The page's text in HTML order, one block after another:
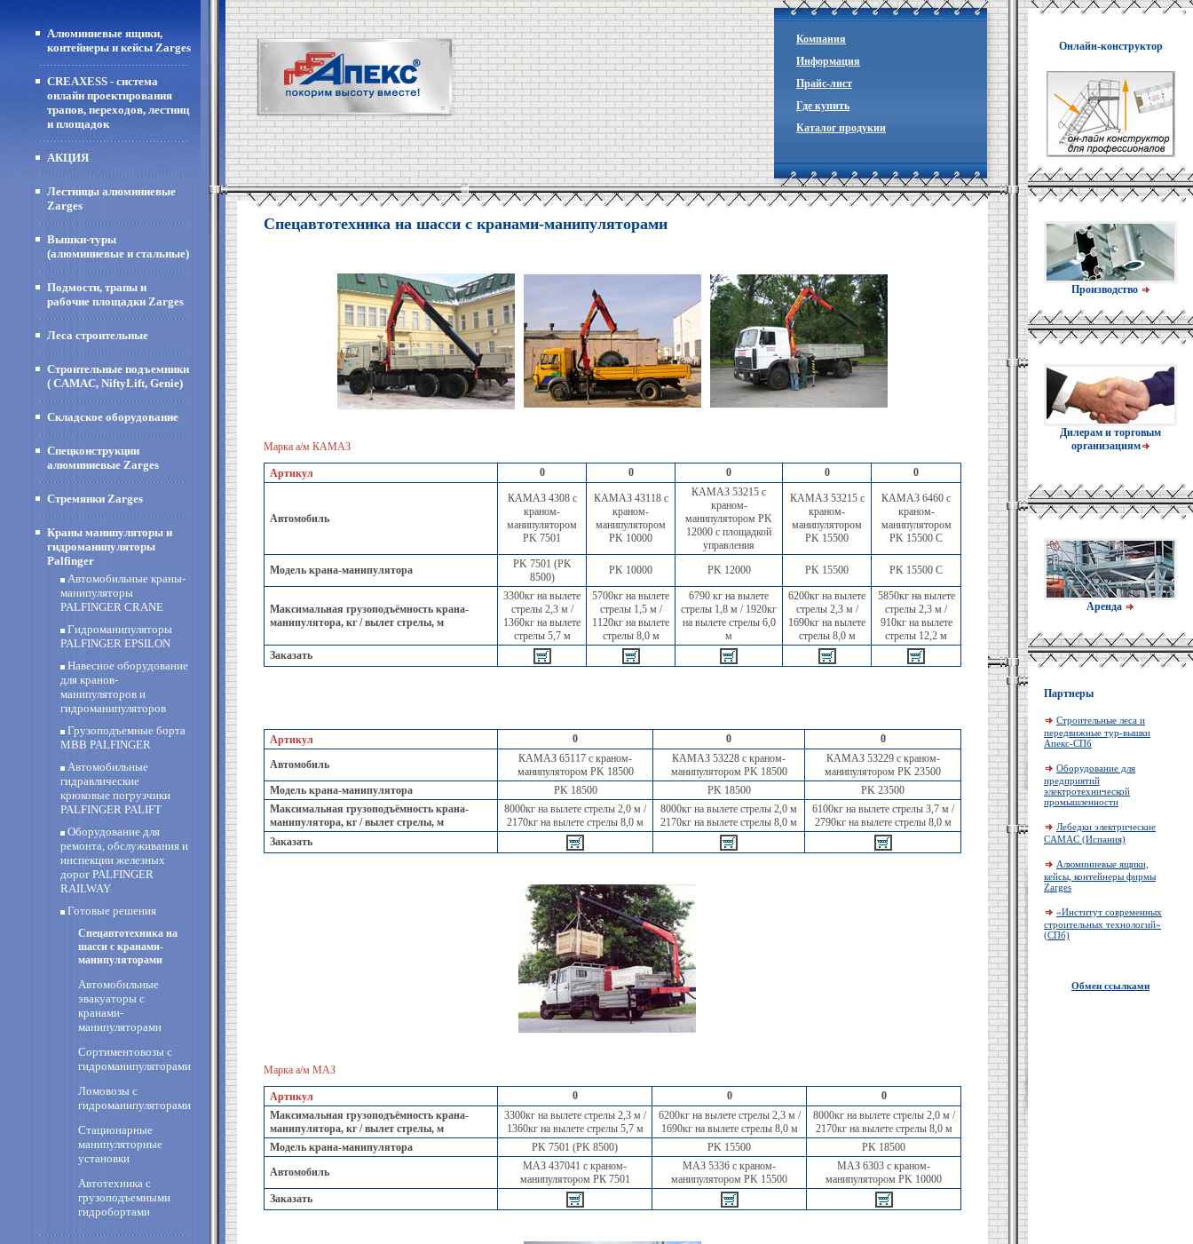
Алюминиевые ящики,
контейнеры и кейсы Zarges
CREAXESS - система
онлайн проектирования
трапов, переходов, лестниц
и площадок
АКЦИЯ
Лестницы алюминиевые
Zarges
Вышки-туры
(алюминиевые и стальные)
Подмости, трапы и
рабочие площадки Zarges
Леса строительные
Строительные подъемники
( CAMAC, NiftyLift, Genie)
Складское оборудование
Спецконструкции
алюминиевые Zarges
Стремянки Zarges
Краны манипуляторы и
гидроманипуляторы
Palfinger
Автомобильные краны-
манипуляторы
PALFINGER CRANE
Гидроманипуляторы
PALFINGER EPSILON
Навесное оборудование
для кранов-
манипуляторов и
гидроманипуляторов
Грузоподъемные борта
MBB PALFINGER
Автомобильные
гидравлические
крюковые погрузчики
PALFINGER PALIFT
Оборудование для
ремонта, обслуживания и
инспекции железных
дорог PALFINGER
RAILWAY
Готовые решения
Спецавтотехника на
шасси с кранами-
манипуляторами
Автомобильные
эвакуаторы с
кранами-
манипуляторами
Сортиментовозы с
гидроманипуляторами
Ломовозы с
гидроманипуляторами
Стационарные
манипуляторные
установки
Автотехника с
грузоподъемными
гидробортами
Компания
Информация
Прайc-лист
Где купить
Каталог продукии
Спецавтотехника на шасси с кранами-манипуляторами
Марка а/м КАМАЗ
Артикул 0 0 0 0 0
Автомобиль
КАМАЗ 4308 с
краном-
манипулятором
PK 7501
КАМАЗ 43118 с
краном-
манипулятором
PK 10000
КАМАЗ 53215 с
краном-
манипулятором PK
12000 с площадкой
управления
КАМАЗ 53215 с
краном-
манипулятором
PK 15500
КАМАЗ 6460 с
краном-
манипулятором
PK 15500 C
Модель крана-манипулятора
PK 7501 (PK
8500)
PK 10000 PK 12000 PK 15500 PK 15500 C
Максимальная грузоподъёмность крана-
манипулятора, кг / вылет стрелы, м
3300кг на вылете
стрелы 2,3 м /
1360кг на вылете
стрелы 5,7 м
5700кг на вылете
стрелы 1,5 м /
1120кг на вылете
стрелы 8,0 м
6790 кг на вылете
стрелы 1,8 м / 1920кг
на вылете стрелы 6,0
м
6200кг на вылете
стрелы 2,3 м /
1690кг на вылете
стрелы 8,0 м
5850кг на вылете
стрелы 2,3 м /
910кг на вылете
стрелы 12,2 м
Заказать
Артикул 0 0 0
Автомобиль
КАМАЗ 65117 с краном-
манипулятором PK 18500
КАМАЗ 53228 с краном-
манипулятором PK 18500
КАМАЗ 53229 с краном-
манипулятором PK 23500
Модель крана-манипулятора
PK 18500 PK 18500
PK 23500
Максимальная грузоподъёмность крана-
манипулятора, кг / вылет стрелы, м
8000кг на вылете стрелы 2,0 м /
2170кг на вылете стрелы 8,0 м
8000кг на вылете стрелы 2,0 м
2170кг на вылете стрелы 8,0 м
6100кг на вылете стрелы 3,7 м /
2790кг на вылете стрелы 8,0 м
Заказать
Марка а/м МАЗ
Артикул 0 0
0
Максимальная грузоподъёмность крана-
манипулятора, кг / вылет стрелы, м
3300кг на вылете стрелы 2,3 м /
1360кг на вылете стрелы 5,7 м
6200кг на вылете стрелы 2,3 м /
1690кг на вылете стрелы 8,0 м
8000кг на вылете стрелы 2,0 м /
2170кг на вылете стрелы 8,0 м
Модель крана-манипулятора
PK 7501 (PK 8500) PK 15500
PK 18500
Автомобиль
МАЗ 437041 с краном-
манипулятором РК 7501
МАЗ 5336 с краном-
манипулятором PK 15500
МАЗ 6303 с краном-
манипулятором PK 10000
Заказать
Онлайн-конструктор
Производство
Дилерам и торговым
организациям
Аренда
Партнеры
Строительные леса и
передвижные тур-вышки
Апекс-СПб
Оборудование для
предприятий
электротехнической
промышленности
Лебедки электрические
CAMAC (Испания)
Алюминиевые ящики,
кейсы, контейнеры фирмы
Zarges
«Институт современных
строительных технологий»
(СПб)
Обмен ссылками